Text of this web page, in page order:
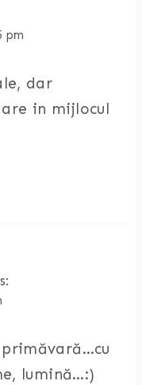
pm
dar
in mijlocul
lumină…:)